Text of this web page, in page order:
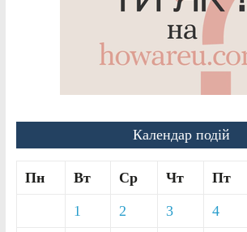
Календар подій
Пн Вт Ср Чт Пт
1 2 3 4